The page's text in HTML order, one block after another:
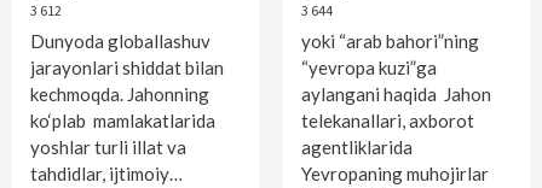
3 612
Dunyoda globallashuv
jarayonlari shiddat bilan
kechmoqda. Jahonning
ko‘plab mamlakatlarida
yoshlar turli illat va
tahdidlar, ijtimoiy…
3 644
yoki “arab bahori”ning
“yevropa kuzi”ga
aylangani haqida Jahon
telekanallari, axborot
agentliklarida
Yevropaning muhojirlar